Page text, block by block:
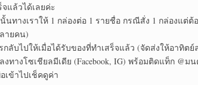
แล้วได้เลยค่ะ
ทางเราให้ 1 กล่องต่อ 1 รายชื่อ กรณีสั่ง 1 กล่องแต่ต้
ายคน)
ลับไปให้เมื่อได้รับของที่ทำเสร็จแล้ว (จัดส่งให้อาทิต
ทางโซเชียลมีเดีย (Facebook, IG) พร้อมติดแท็ก @
เข้าไปเช็คดูค่า